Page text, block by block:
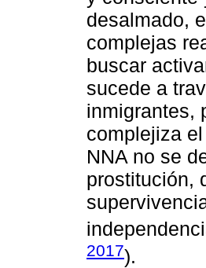
desalmado,
complejas
buscar
sucede a
inmigrantes,
complejiza
NNA no se
prostitución,
2017).